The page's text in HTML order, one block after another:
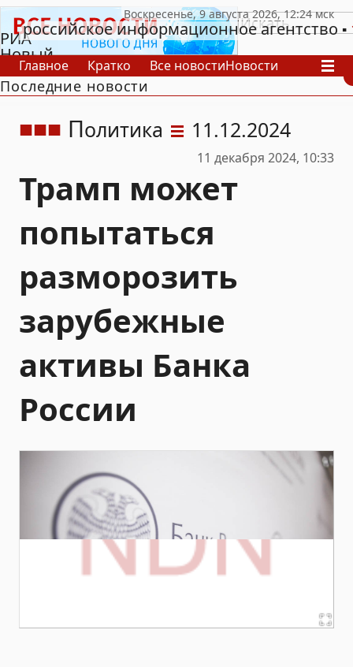
РИА
Новый
День
российское информационное агентство
Главное Кратко Все новостиНовости
В России
В мире
Последние новости
Политика 11.12.2024
11 декабря 2024, 10:33
Трамп может
попытаться
разморозить
зарубежные
активы Банка
России